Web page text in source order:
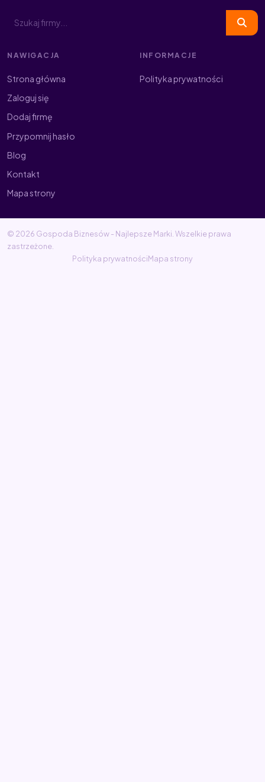
NAWIGACJA
Strona główna
Zaloguj się
Dodaj firmę
Przypomnij hasło
Blog
Kontakt
Mapa strony
INFORMACJE
Polityka prywatności
© 2026 Gospoda Biznesów - Najlepsze Marki. Wszelkie prawa
zastrzeżone.
Polityka prywatnościMapa strony